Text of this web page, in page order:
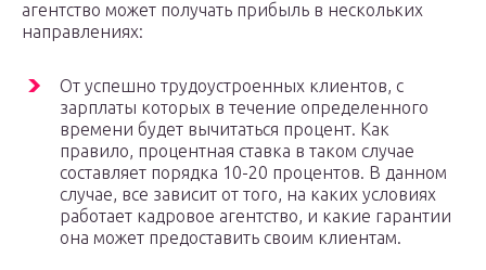
агентство может получать прибыль в нескольких
направлениях:
От успешно трудоустроенных клиентов, с
зарплаты которых в течение определенного
времени будет вычитаться процент. Как
правило, процентная ставка в таком случае
составляет порядка 10-20 процентов. В данном
случае, все зависит от того, на каких условиях
работает кадровое агентство, и какие гарантии
она может предоставить своим клиентам.